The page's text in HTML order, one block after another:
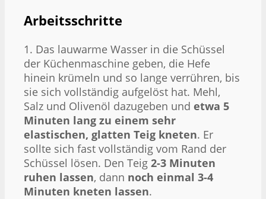
Arbeitsschritte
1. Das lauwarme Wasser in die Schüssel
der Küchenmaschine geben, die Hefe
hinein krümeln und so lange verrühren, bis
sie sich vollständig aufgelöst hat. Mehl,
Salz und Olivenöl dazugeben und etwa 5
Minuten lang zu einem sehr
elastischen, glatten Teig kneten. Er
sollte sich fast vollständig vom Rand der
Schüssel lösen. Den Teig 2-3 Minuten
ruhen lassen, dann noch einmal 3-4
Minuten kneten lassen.